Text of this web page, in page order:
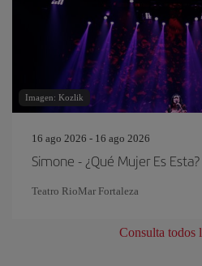
Imagen: Kozlik
16 ago 2026 - 16 ago 2026
Simone - ¿Qué Mujer Es Esta?
Teatro RioMar Fortaleza
Consulta todos